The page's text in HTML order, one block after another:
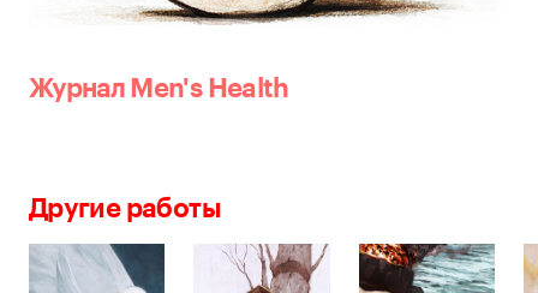
Журнал Men's Health
Другие работы